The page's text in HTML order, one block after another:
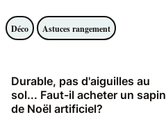
Déco Astuces rangement
Durable, pas d'aiguilles au
sol... Faut-il acheter un sapin
de Noël artificiel?